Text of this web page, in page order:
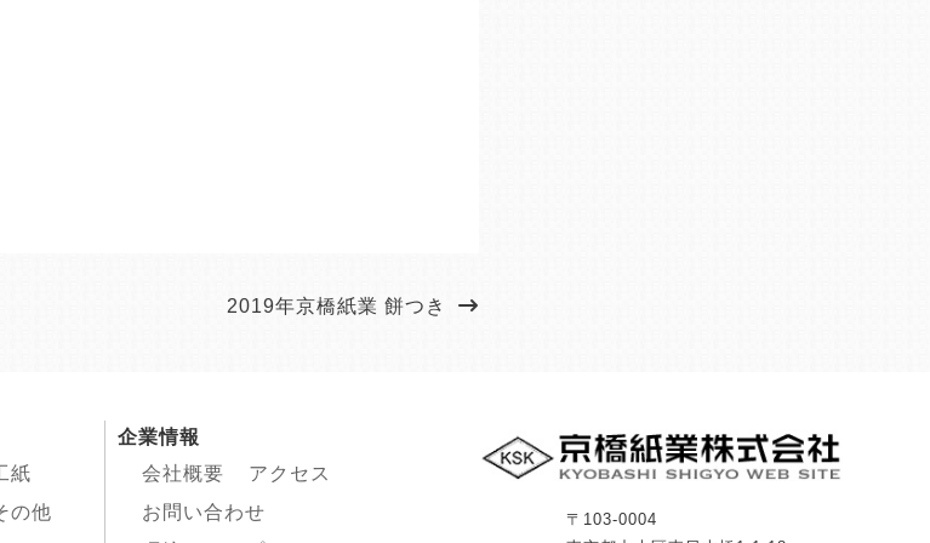
2019年京橋紙業 餅つき
紙
の他
企業情報
会社概要
アクセス
お問い合わせ
〒103-0004